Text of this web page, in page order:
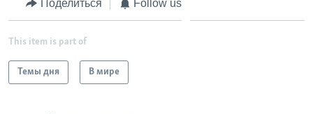
Поделиться Follow us
This item is part of
Темы дня В мире